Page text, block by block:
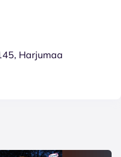
Harjumaa